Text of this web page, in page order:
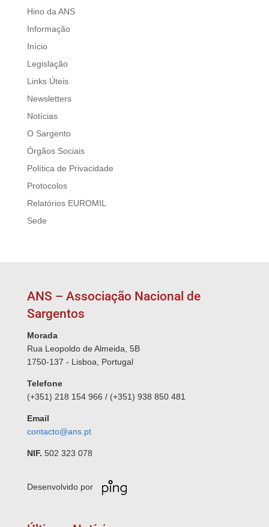
Hino da ANS
Informação
Início
Legislação
Links Úteis
Newsletters
Notícias
O Sargento
Órgãos Sociais
Política de Privacidade
Protocolos
Relatórios EUROMIL
Sede
ANS – Associação Nacional de
Sargentos
Morada
Rua Leopoldo de Almeida, 5B
1750-137 - Lisboa, Portugal
Telefone
(+351) 218 154 966 / (+351) 938 850 481
Email
contacto@ans.pt
NIF. 502 323 078
Desenvolvido por